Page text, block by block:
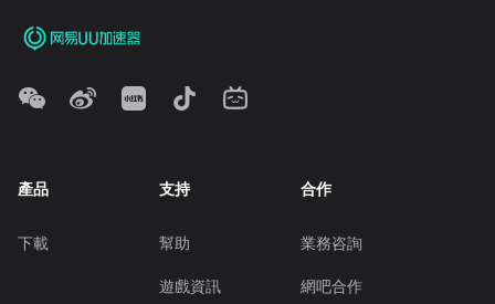
產品
下載
支持
幫助
遊戲資訊
合作
業務咨詢
網吧合作